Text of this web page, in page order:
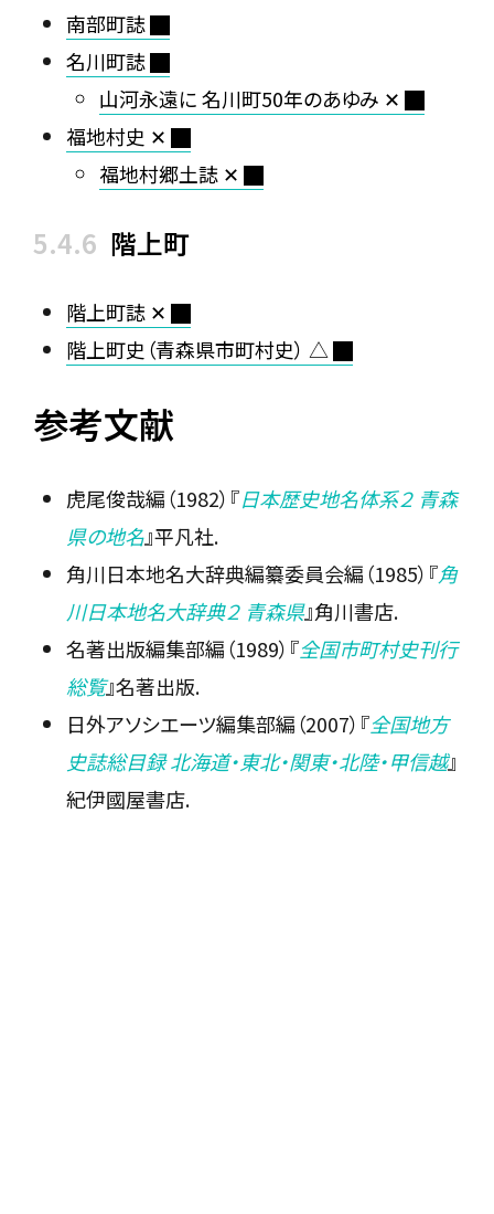
南部町誌
名川町誌
山河永遠に 名川町50年のあゆみ ✕
福地村史 ✕
福地村郷土誌 ✕
階上町
階上町誌 ✕
階上町史（青森県市町村史） △
参考文献
虎尾俊哉編（1982）『日本歴史地名体系２ 青森
県の地名』平凡社.
角川日本地名大辞典編纂委員会編（1985）『角
川日本地名大辞典２ 青森県』角川書店.
名著出版編集部編（1989）『全国市町村史刊行
総覧』名著出版.
日外アソシエーツ編集部編（2007）『全国地方
史誌総目録 北海道・東北・関東・北陸・甲信越』
紀伊國屋書店.